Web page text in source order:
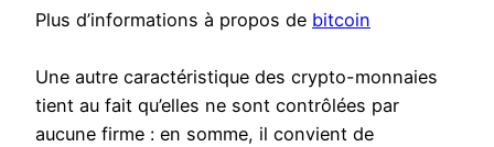
Plus d’informations à propos de bitcoin
Une autre caractéristique des crypto-monnaies
tient au fait qu’elles ne sont contrôlées par
aucune firme : en somme, il convient de